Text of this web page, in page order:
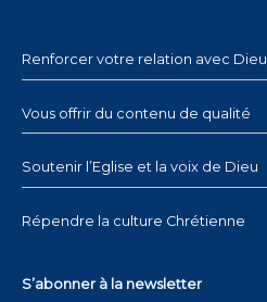
Renforcer votre relation avec Dieu
Vous offrir du contenu de qualité
Soutenir l’Eglise et la voix de Dieu
Répendre la culture Chrétienne
S’abonner à la newsletter